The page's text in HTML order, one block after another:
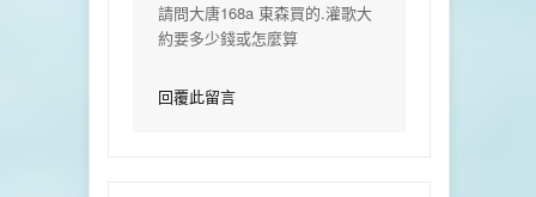
請問大唐168a 東森買的.灌歌大
約要多少錢或怎麼算
回覆此留言